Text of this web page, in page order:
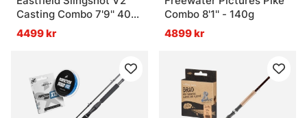
Casting Combo 7'9'' 40-
110g V2
4499 kr
Combo 8'1'' - 140g
4899 kr